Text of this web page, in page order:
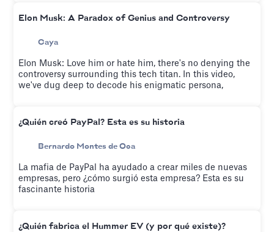
Elon Musk: A Paradox of Genius and Controversy
Caya
Elon Musk: Love him or hate him, there's no denying the
controversy surrounding this tech titan. In this video,
we've dug deep to decode his enigmatic persona,
¿Quién creó PayPal? Esta es su historia
Bernardo Montes de Oca
La mafia de PayPal ha ayudado a crear miles de nuevas
empresas, pero ¿cómo surgió esta empresa? Esta es su
fascinante historia
¿Quién fabrica el Hummer EV (y por qué existe)?